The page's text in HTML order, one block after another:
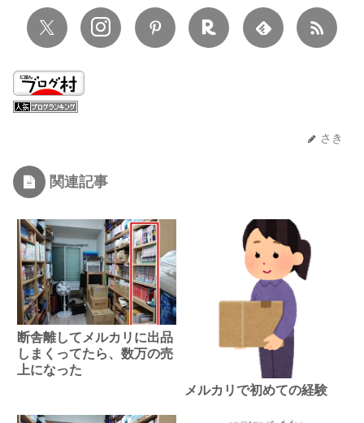
さき
関連記事
断舎離してメルカリに出品
しまくってたら、数万の売
上になった
メルカリで初めての経験